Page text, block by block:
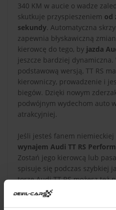
340 KM w aucie o wadze
skutkuje przyspieszeniem od
sekundy. Automatyczna
zapewnia błyskawiczną
kierowcę do tego, by jazda
jeszcze bardziej
podstawową wersją, TT RS
kierowniczy, prowadzenie i
biegów. Dzięki nowym
podwójnym wydechom auto
atrakcyjniej.
Jeśli jesteś fanem
wynajem Audi TT RS
Zostań jego kierowcą lub
spisuje się podczas szybkiej
torze Audi TT RS możesz też
będzie to wspaniały prezent